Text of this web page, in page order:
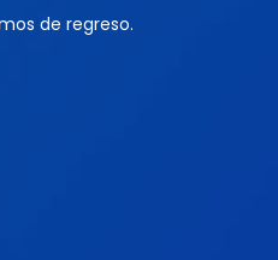
de regreso.